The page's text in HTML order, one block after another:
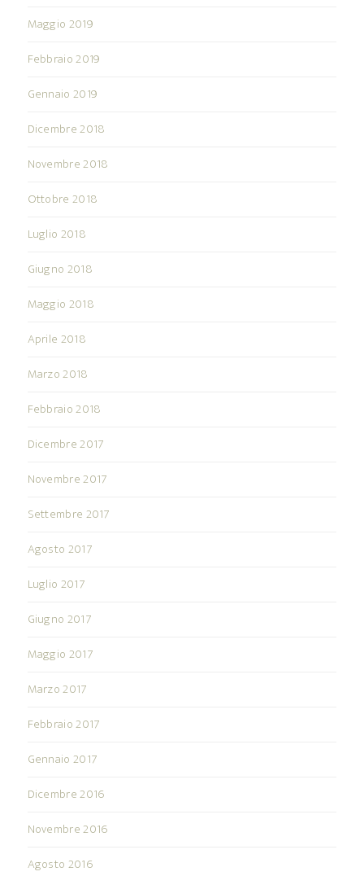
Maggio 2019
Febbraio 2019
Gennaio 2019
Dicembre 2018
Novembre 2018
Ottobre 2018
Luglio 2018
Giugno 2018
Maggio 2018
Aprile 2018
Marzo 2018
Febbraio 2018
Dicembre 2017
Novembre 2017
Settembre 2017
Agosto 2017
Luglio 2017
Giugno 2017
Maggio 2017
Marzo 2017
Febbraio 2017
Gennaio 2017
Dicembre 2016
Novembre 2016
Agosto 2016